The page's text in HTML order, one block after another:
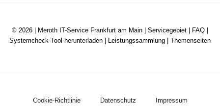
© 2026 | Meroth IT-Service Frankfurt am Main Servicegebiet FAQ
Systemcheck-Tool herunterladen
Leistungssammlung Themenseiten
Cookie-Richtlinie Datenschutz Impressum